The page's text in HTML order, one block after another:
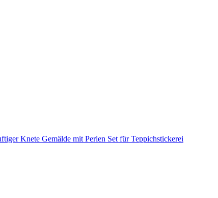
Knete Gemälde mit Perlen Set für Teppichstickerei